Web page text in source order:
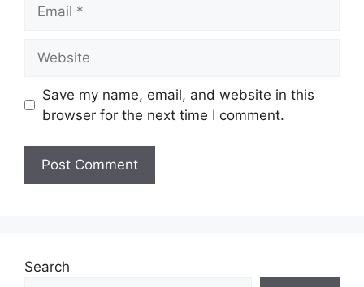
Save my name, email, and website in this
browser for the next time I comment.
Search